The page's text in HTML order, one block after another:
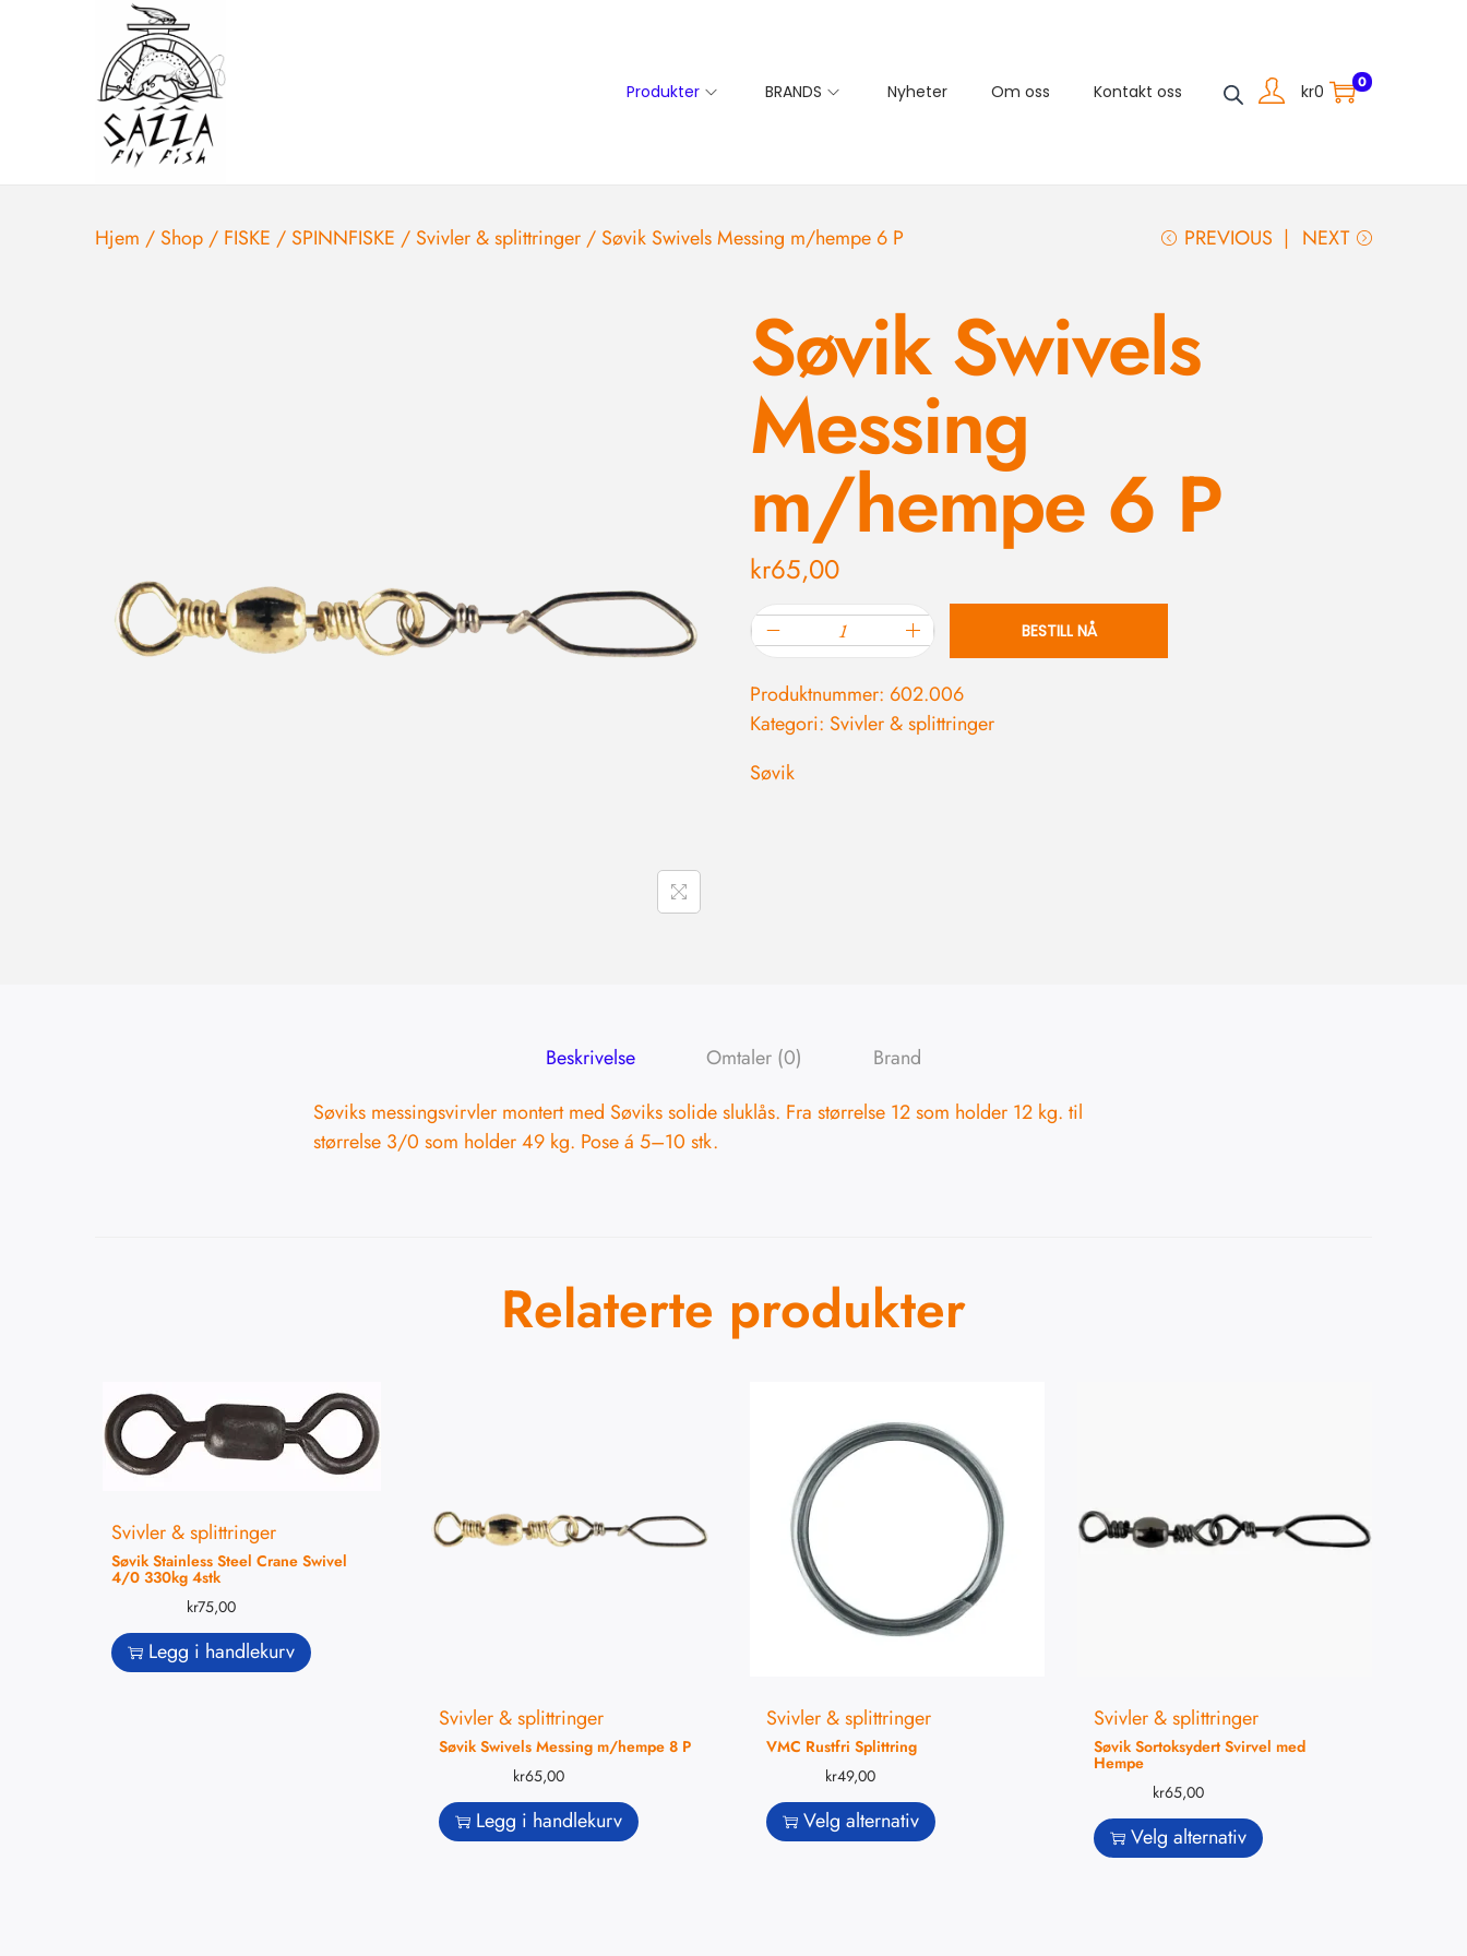
Produkter BRANDS Nyheter Om oss Kontakt oss kr0 0
Hjem / Shop / FISKE / SPINNFISKE / Svivler & splittringer / Søvik Swivels Messing m/hempe 6 P PREVIOUS NEXT
Søvik Swivels
Messing
m/hempe 6 P
kr65,00
BESTILL NÅ
Produktnummer: 602.006
Kategori: Svivler & splittringer
Søvik
Beskrivelse Omtaler (0)
Brand
Søviks messingsvirvler montert med Søviks solide sluklås. Fra størrelse 12 som holder 12 kg. til
størrelse 3/0 som holder 49 kg. Pose á 5–10 stk.
Relaterte produkter
Svivler & splittringer
Søvik Stainless Steel Crane Swivel
4/0 330kg 4stk
kr75,00
Legg i handlekurv
Svivler & splittringer
Søvik Swivels Messing m/hempe 8 P
kr65,00
Legg i handlekurv
Svivler & splittringer
VMC Rustfri Splittring
kr49,00
Velg alternativ
Svivler & splittringer
Søvik Sortoksydert Svirvel med
Hempe
kr65,00
Velg alternativ